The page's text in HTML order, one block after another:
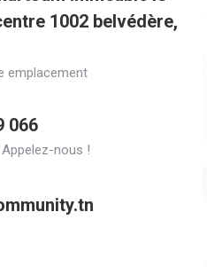
1002 belvédère,
emplacement
066
nous !